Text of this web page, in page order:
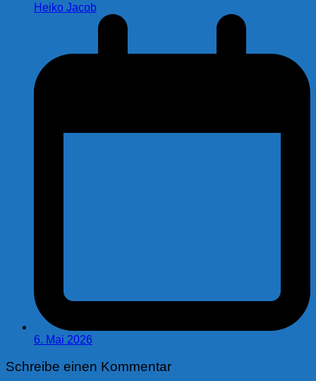
Heiko Jacob
6. Mai 2026
Schreibe einen Kommentar